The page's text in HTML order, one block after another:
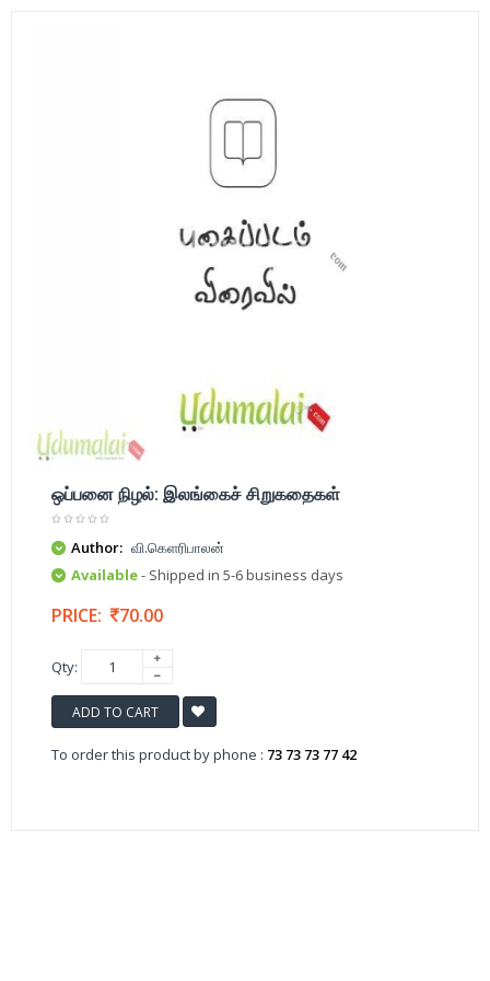
ஒப்பனை நிழல்: இலங்கைச் சிறுகதைகள்
Author: வி.கெளரிபாலன்
Available- Shipped in 5-6 business days
PRICE: 70.00
Qty:
ADD TO CART
To order this product by phone : 73 73 73 77 42